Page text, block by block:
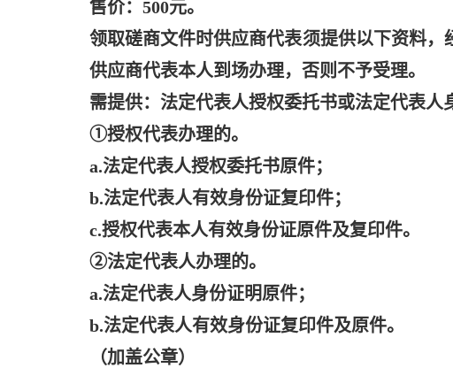
售价： 500元。
领取磋商文件时供应商代表须提供以下资料
供应商代表本人到场办理，否则不予受理。
需提供：法定代表人授权委托书或法定代表人
①授权代表办理的。
a.法定代表人授权委托书原件；
b.法定代表人有效身份证复印件；
c.授权代表本人有效身份证原件及复印件。
②法定代表人办理的。
a.法定代表人身份证明原件；
b.法定代表人有效身份证复印件及原件。
（加盖公章）